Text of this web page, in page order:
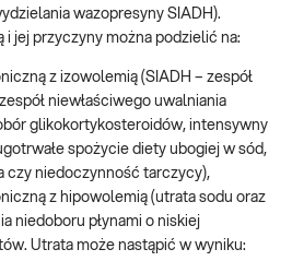
wazopresyny SIADH).
jej przyczyny można podzielić na:
z izowolemią (SIADH – zespół
niewłaściwego uwalniania
glikokortykosteroidów, intensywny
spożycie diety ubogiej w sód,
czy niedoczynność tarczycy),
z hipowolemią (utrata sodu oraz
niedoboru płynami o niskiej
Utrata może nastąpić w wyniku: